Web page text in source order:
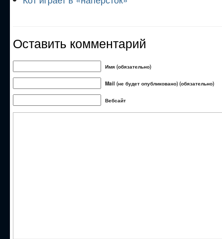
Оставить комментарий
Имя (обязательно)
Mail (не будет опубликовано) (обязательно)
Вебсайт